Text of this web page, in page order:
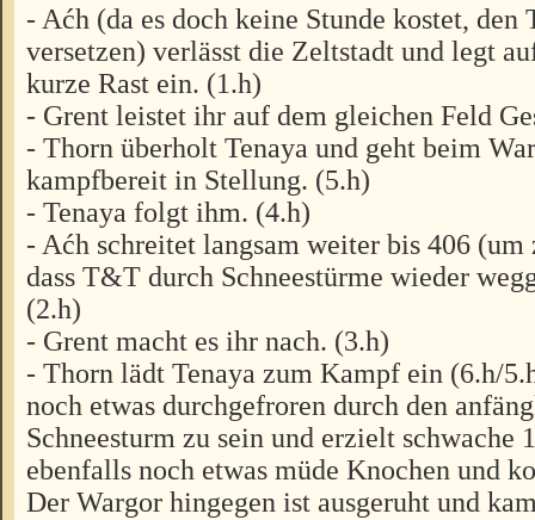
- Aćh (da es doch keine Stunde kostet, den
versetzen) verlässt die Zeltstadt und legt
kurze Rast ein. (1.h)
- Grent leistet ihr auf dem gleichen Feld
- Thorn überholt Tenaya und geht beim
kampfbereit in Stellung. (5.h)
- Tenaya folgt ihm. (4.h)
- Aćh schreitet langsam weiter bis 406 (um
dass T&T durch Schneestürme wieder
(2.h)
- Grent macht es ihr nach. (3.h)
- Thorn lädt Tenaya zum Kampf ein (6.h/
noch etwas durchgefroren durch den
Schneesturm zu sein und erzielt schwache
ebenfalls noch etwas müde Knochen und
Der Wargor hingegen ist ausgeruht und